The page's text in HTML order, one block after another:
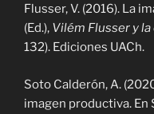
Flusser, V. (2016). La
(Ed.), Vilém Flusser y
132). Ediciones UACh.
Soto Calderón, A.
imagen productiva. En